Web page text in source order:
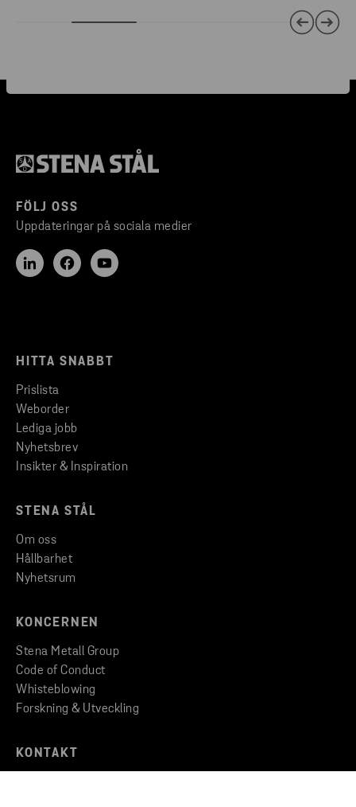
FÖLJ OSS
Uppdateringar på sociala medier
HITTA SNABBT
Prislista
Weborder
Lediga jobb
Nyhetsbrev
Insikter & Inspiration
STENA STÅL
Om oss
Hållbarhet
Nyhetsrum
KONCERNEN
Stena Metall Group
Code of Conduct
Whisteblowing
Forskning & Utveckling
KONTAKT